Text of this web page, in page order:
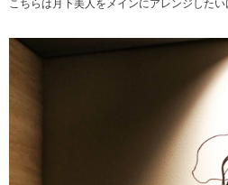
こちらは月下美人をメインにアレンジした